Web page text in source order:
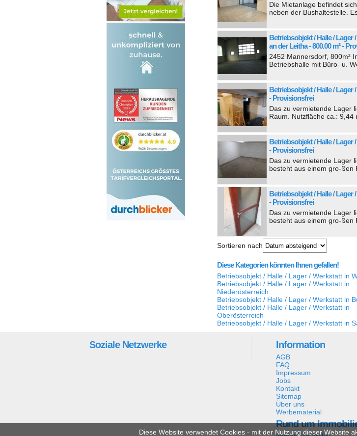
Die Mietanlage befindet
neben der Bushaltestelle.
Betriebsobjekt / Halle /
an der Leitha - 800.00 m² -
2452 Mannersdorf, 800m²
Betriebshalle mit Büro- u.
Betriebsobjekt / Halle / Lager
- Provisionsfrei
Das zu vermietende Lager
Raum. Nutzfläche ca.: 9,44
Betriebsobjekt / Halle / Lager
- Provisionsfrei
Das zu vermietende Lager
besteht aus einem gro-ßen
Betriebsobjekt / Halle / Lager
- Provisionsfrei
Das zu vermietende Lager
besteht aus einem gro-ßen
Sortieren nach
Diese Kategorien könnten Ihnen gefallen!
Betriebsobjekt / Halle / Lager / Werkstatt in
Betriebsobjekt / Halle / Lager / Werkstatt in
Niederösterreich
Betriebsobjekt / Halle / Lager / Werkstatt in
Betriebsobjekt / Halle / Lager / Werkstatt in
Oberösterreich
Betriebsobjekt / Halle / Lager / Werkstatt in
Soziale Netzwerke Information
AGB
FAQ
Impressum
Jobs
Kontakt
Sitemap
Über uns
Werbematerial
Rund um
Diese Website verwendet Cookies - mit der Nutzung dieser Website